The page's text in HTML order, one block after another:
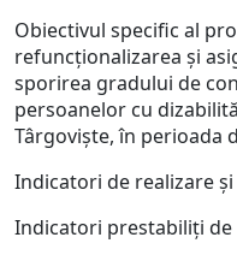
Obiectivul specific al
refuncționalizarea și
sporirea gradului de
persoanelor cu
Târgoviște, în perioada
Indicatori de realizare
Indicatori prestabiliți de